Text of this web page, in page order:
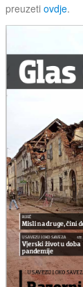
preuzeti ovdje.